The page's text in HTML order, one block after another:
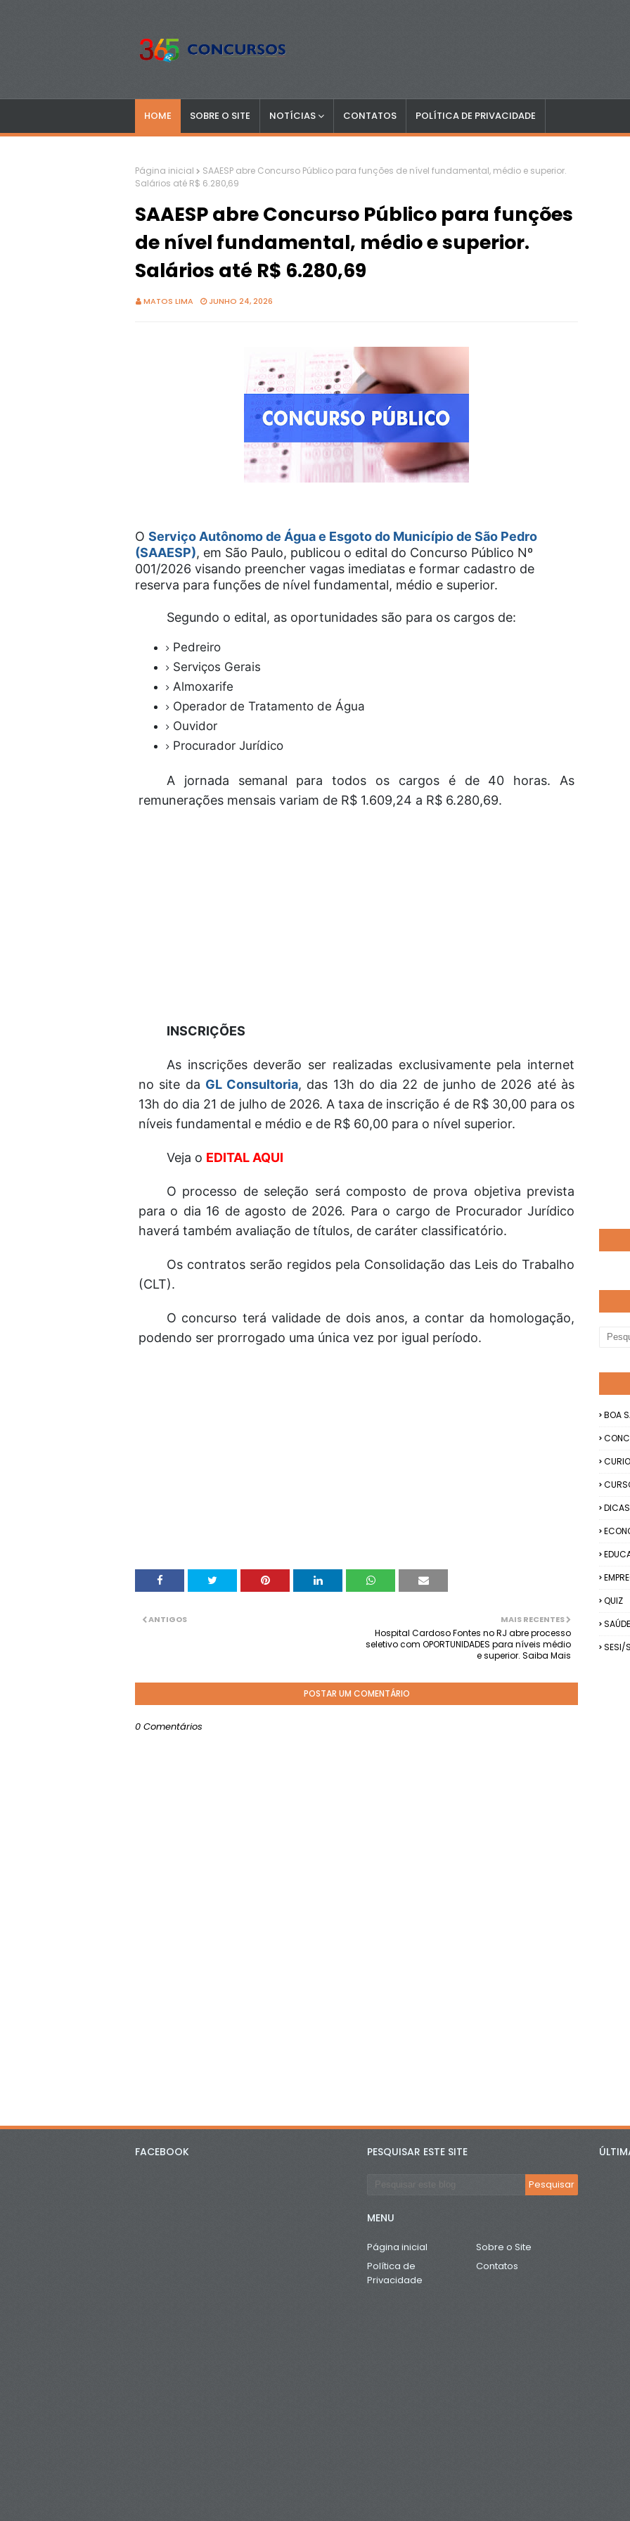
HOME SOBRE O SITE NOTÍCIAS CONTATOS POLÍTICA DE PRIVACIDADE
Página inicial
SAAESP abre Concurso Público para funções de nível fundamental, médio e superior.
Salários até R$ 6.280,69
SAAESP abre Concurso Público para funções
de nível fundamental, médio e superior.
Salários até R$ 6.280,69
MATOS LIMA JUNHO 24, 2026
O Serviço Autônomo de Água e Esgoto do Município de São Pedro
(SAAESP), em São Paulo, publicou o edital do Concurso Público Nº
001/2026 visando preencher vagas imediatas e formar cadastro de
reserva para funções de nível fundamental, médio e superior.
Segundo o edital, as oportunidades são para os cargos de:
Pedreiro
Serviços Gerais
Almoxarife
Operador de Tratamento de Água
Ouvidor
Procurador Jurídico
A jornada semanal para todos os cargos é de 40 horas. As
remunerações mensais variam de R$ 1.609,24 a R$ 6.280,69.
INSCRIÇÕES
As inscrições deverão ser realizadas exclusivamente pela internet
no site da GL Consultoria, das 13h do dia 22 de junho de 2026 até às
13h do dia 21 de julho de 2026. A taxa de inscrição é de R$ 30,00 para os
níveis fundamental e médio e de R$ 60,00 para o nível superior.
Veja o EDITAL AQUI
O processo de seleção será composto de prova objetiva prevista
para o dia 16 de agosto de 2026. Para o cargo de Procurador Jurídico
haverá também avaliação de títulos, de caráter classificatório.
Os contratos serão regidos pela Consolidação das Leis do Trabalho
(CLT).
O concurso terá validade de dois anos, a contar da homologação,
podendo ser prorrogado uma única vez por igual período.
MAIS RECENTES
Hospital Cardoso Fontes no RJ abre processo
seletivo com OPORTUNIDADES para níveis médio
e superior. Saiba Mais
ANTIGOS
POSTAR UM COMENTÁRIO
0 Comentários
BOA
DICAS
QUIZ
SAÚDE
SESI/
FACEBOOK PESQUISAR ESTE SITE
MENU
Página inicial
Sobre o Site
Política de
Privacidade
Contatos